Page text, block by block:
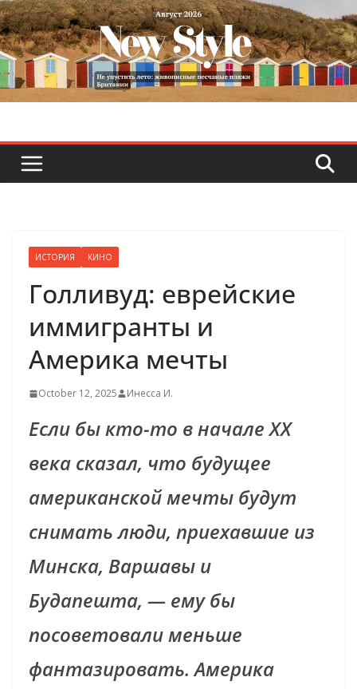
Skip
to
content
ИСТОРИЯ КИНО
Голливуд: еврейские
иммигранты и
Америка мечты
October 12, 2025 Инесса И.
Если бы кто-то в начале XX
века сказал, что будущее
американской мечты будут
снимать люди, приехавшие из
Минска, Варшавы и
Будапешта, — ему бы
посоветовали меньше
фантазировать. Америка